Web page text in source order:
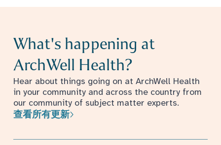
What's happening at
ArchWell Health?
Hear about things going on at ArchWell Health
in your community and across the country from
our community of subject matter experts.
查看所有更新